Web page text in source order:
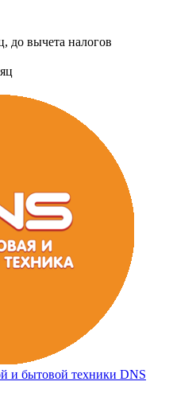
до вычета налогов
и бытовой техники DNS